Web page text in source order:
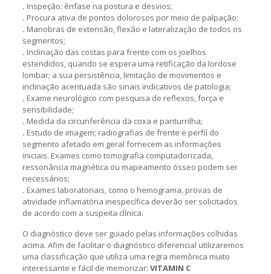
. Inspeção: ênfase na postura e desvios;
. Procura ativa de pontos dolorosos por meio de palpação;
. Manobras de extensão, flexão e lateralização de todos os
segmentos;
. Inclinação das costas para frente com os joelhos
estendidos, quando se espera uma retificação da lordose
lombar; a sua persistência, limitação de movimentos e
inclinação acentuada são sinais indicativos de patologia;
. Exame neurológico com pesquisa de reflexos, força e
sensibilidade;
. Medida da circunferência da coxa e panturrilha;
. Estudo de imagem; radiografias de frente e perfil do
segmento afetado em geral fornecem as informações
iniciais. Exames como tomografia computadorizada,
ressonância magnética ou mapeamento ósseo podem ser
necessários;
. Exames laboratoriais, como o hemograma, provas de
atividade inflamatória inespecífica deverão ser solicitados
de acordo com a suspeita clínica.
O diagnóstico deve ser guiado pelas informações colhidas
acima. Afim de facilitar o diagnóstico diferencial utilizaremos
uma classificação que utiliza uma regra memônica muito
interessante e fácil de memorizar: VITAMIN C